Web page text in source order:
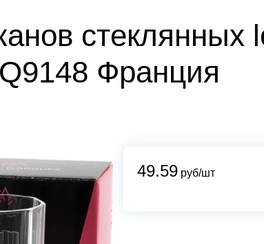
стеклянных
Франция
49.59 руб/шт